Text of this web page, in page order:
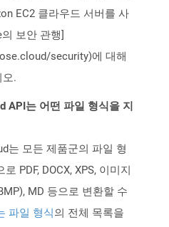
EC2 클라우드 서버를 사
보안 관행]
security)에 대해
오.
API는 어떤 파일 형식을 지
는 모든 제품군의 파일 형
PDF, DOCX, XPS, 이미지
MD 등으로 변환할 수
파일 형식의 전체 목록을